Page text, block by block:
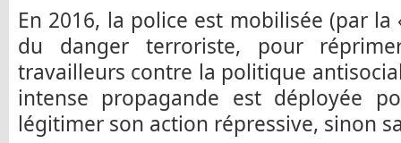
En 2016, la police est mobilisée (par
du danger terroriste, pour
travailleurs contre la politique
intense propagande est déployée
légitimer son action répressive, sinon